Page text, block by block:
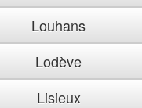
Louhans
Lodève
Lisieux